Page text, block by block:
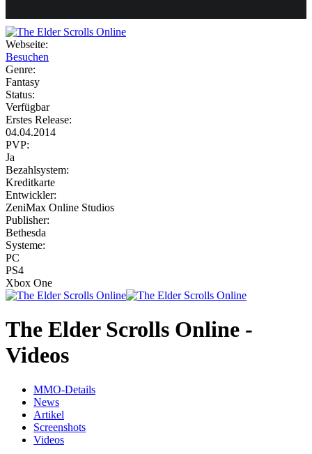
Webseite:
Besuchen
Genre:
Fantasy
Status:
Verfügbar
Erstes Release:
04.04.2014
PVP:
Ja
Bezahlsystem:
Kreditkarte
Entwickler:
ZeniMax Online Studios
Publisher:
Bethesda
Systeme:
PC
PS4
Xbox One
The Elder Scrolls Online -
Videos
MMO-Details
News
Artikel
Screenshots
Videos